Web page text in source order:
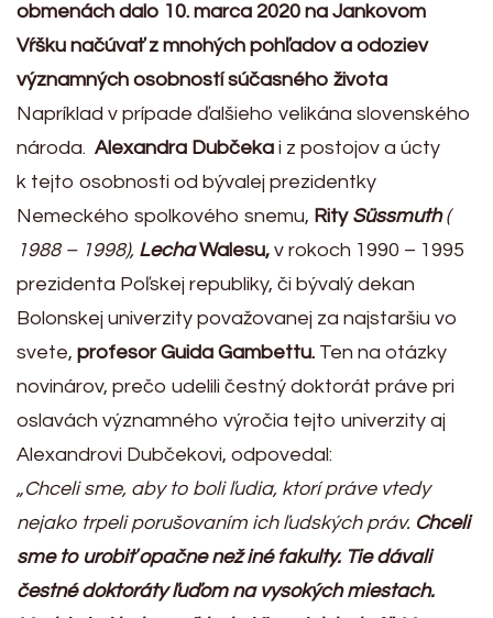
obmenách dalo 10. marca 2020 na Jankovom
Vŕšku načúvať z mnohých pohľadov a odoziev
významných osobností súčasného života
Napríklad v prípade ďalšieho velikána slovenského
národa. Alexandra Dubčeka i z postojov a úcty
k tejto osobnosti od bývalej prezidentky
Nemeckého spolkového snemu, Rity Süssmuth(
1988 – 1998), LechaWalesu, v rokoch 1990 – 1995
prezidenta Poľskej republiky, či bývalý dekan
Bolonskej univerzity považovanej za najstaršiu vo
svete, profesor Guida Gambettu. Ten na otázky
novinárov, prečo udelili čestný doktorát práve pri
oslavách významného výročia tejto univerzity aj
Alexandrovi Dubčekovi, odpovedal:
„Chceli sme, aby to boli ľudia, ktorí práve vtedy
nejako trpeli porušovaním ich ľudských práv. Chceli
sme to urobiť opačne než iné fakulty. Tie dávali
čestné doktoráty ľuďom na vysokých miestach.